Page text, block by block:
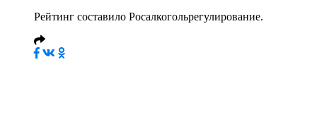
Рейтинг составило Росалкогольрегулирование.